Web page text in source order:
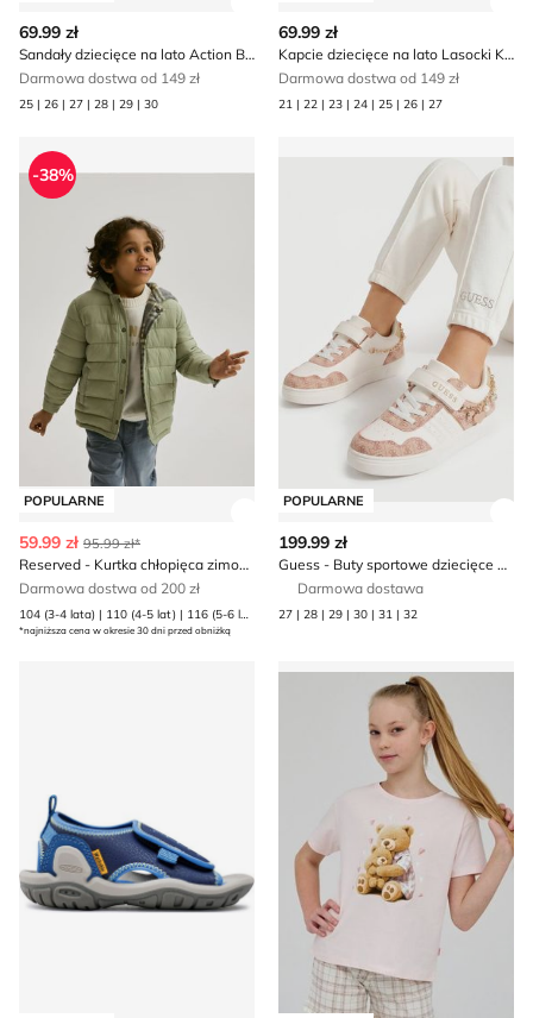
69.99 zł
Sandały dziecięce na lato Action Boy
Darmowa dostwa od 149 zł
25 | 26 | 27 | 28 | 29 | 30
69.99 zł
Kapcie dziecięce na lato Lasocki Kids
Darmowa dostwa od 149 zł
21 | 22 | 23 | 24 | 25 | 26 | 27
Reserved - Kurtka chłopięca zimowa
POPULARNE
-38%
59.99 zł 95.99 zł*
Reserved - Kurtka chłopięca zimowa
Darmowa dostwa od 200 zł
104 (3-4 lata) | 110 (4-5 lat) | 116 (5-6 lat) | 5-2 lata) | 80 (9-12 m.) | 86 (12-18 m.) | 92 (1 | 98 (2-3 lata)
*najniższa cena w okresie 30 dni przed obniżką
POPULARNE
199.99 zł
Guess - Buty sportowe dziecięce na wiosnę
Darmowa dostawa
27 | 28 | 29 | 30 | 31 | 32
Buty trekkingowe dziecięce jesienne KeenCornette - Piżama dziecięce